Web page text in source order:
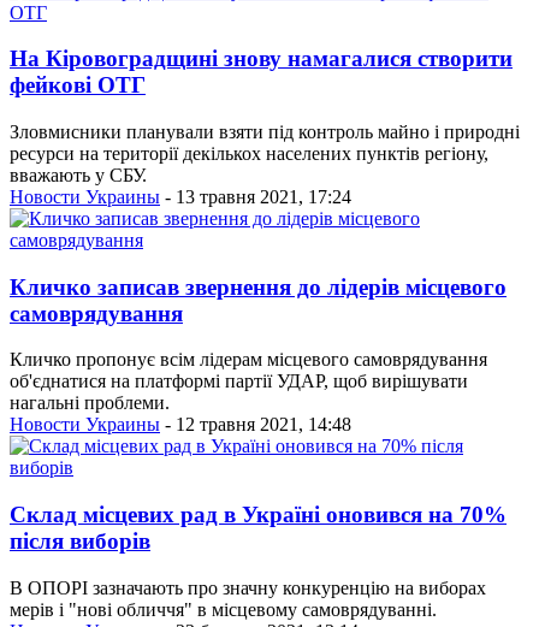
На Кіровоградщині знову намагалися створити
фейкові ОТГ
Зловмисники планували взяти під контроль майно і природні
ресурси на території декількох населених пунктів регіону,
вважають у СБУ.
Новости Украины - 13 травня 2021, 17:24
Кличко записав звернення до лідерів місцевого
самоврядування
Кличко пропонує всім лідерам місцевого самоврядування
об'єднатися на платформі партії УДАР, щоб вирішувати
нагальні проблеми.
Новости Украины - 12 травня 2021, 14:48
Склад місцевих рад в Україні оновився на 70%
після виборів
В ОПОРІ зазначають про значну конкуренцію на виборах
мерів і "нові обличчя" в місцевому самоврядуванні.